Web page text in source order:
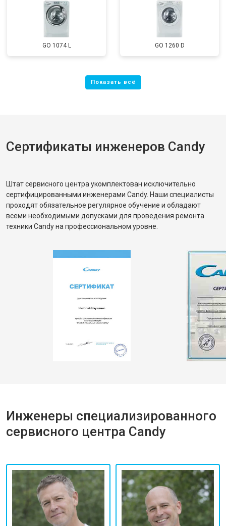
GO 1074 L GO 1260 D
Сертификаты инженеров Candy
Штат сервисного центра укомплектован исключительно
сертифицированными инженерами Candy. Наши специалисты
проходят обязательное регулярное обучение и обладают
всеми необходимыми допусками для проведения ремонта
техники Candy на профессиональном уровне.
Инженеры специализированного
сервисного центра Candy